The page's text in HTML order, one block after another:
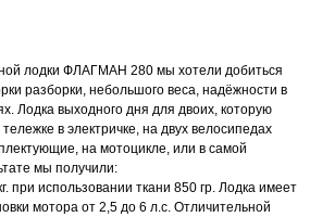
лодки ФЛАГМАН 280 мы хотели добиться
разборки, небольшого веса, надёжности в
Лодка выходного дня для двоих, которую
в электричке, на двух велосипедах
на мотоцикле, или в самой
мы получили:
при использовании ткани 850 гр. Лодка имеет
мотора от 2,5 до 6 л.с. Отличительной